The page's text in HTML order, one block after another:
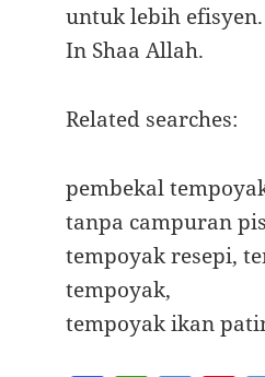
untuk lebih
In Shaa Allah.
Related searches:
pembekal
tanpa campuran
tempoyak resepi,
tempoyak,
tempoyak ikan